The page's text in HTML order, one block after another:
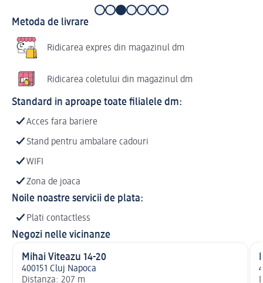
Metoda de livrare
Ridicarea expres din magazinul dm
Ridicarea coletului din magazinul dm
Standard in aproape toate filialele dm:
Acces fara bariere
Stand pentru ambalare cadouri
WIFI
Zona de joaca
Noile noastre servicii de plata:
Plati contactless
Negozi nelle vicinanze
Mihai Viteazu 14-20
400151 Cluj Napoca
Distanza: 207 m